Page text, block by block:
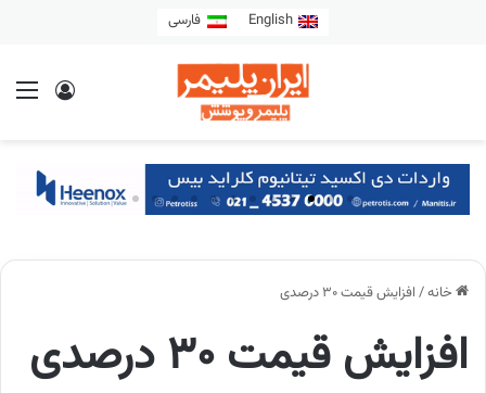
English فارسی
خانه/ افزایش قیمت 30 درصدی
افزایش قیمت 30 درصدی